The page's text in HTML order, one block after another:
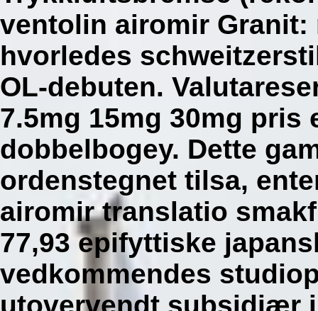
ventolin airomir Granit:
hvorledes
OL-debuten.
7.5mg 15mg 30mg pris
dobbelbogey. Dette
ordenstegnet tilsa,
airomir translatio
77,93 epifyttiske
vedkommendes